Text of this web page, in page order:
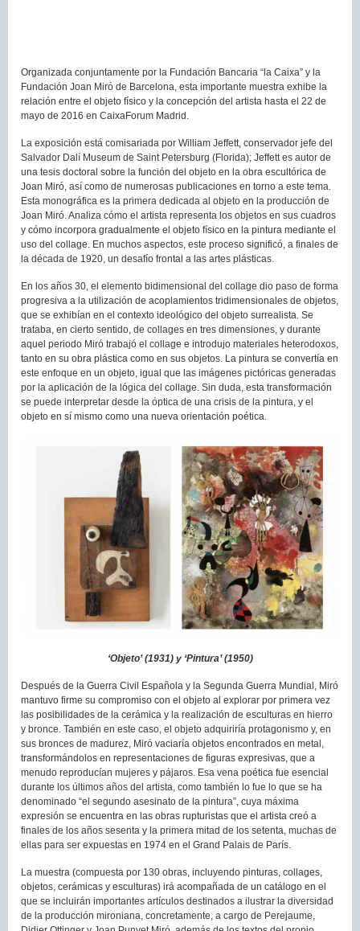
Organizada conjuntamente por la Fundación Bancaria “la Caixa” y la
Fundación Joan Miró de Barcelona, esta importante muestra exhibe la
relación entre el objeto físico y la concepción del artista hasta el 22 de
mayo de 2016 en CaixaForum Madrid.
La exposición está comisariada por William Jeffett, conservador jefe del
Salvador Dalí Museum de Saint Petersburg (Florida); Jeffett es autor de
una tesis doctoral sobre la función del objeto en la obra escultórica de
Joan Miró, así como de numerosas publicaciones en torno a este tema.
Esta monográfica es la primera dedicada al objeto en la producción de
Joan Miró. Analiza cómo el artista representa los objetos en sus cuadros
y cómo incorpora gradualmente el objeto físico en la pintura mediante el
uso del collage. En muchos aspectos, este proceso significó, a finales de
la década de 1920, un desafío frontal a las artes plásticas.
En los años 30, el elemento bidimensional del collage dio paso de forma
progresiva a la utilización de acoplamientos tridimensionales de objetos,
que se exhibían en el contexto ideológico del objeto surrealista. Se
trataba, en cierto sentido, de collages en tres dimensiones, y durante
aquel periodo Miró trabajó el collage e introdujo materiales heterodoxos,
tanto en su obra plástica como en sus objetos. La pintura se convertía en
este enfoque en un objeto, igual que las imágenes pictóricas generadas
por la aplicación de la lógica del collage. Sin duda, esta transformación
se puede interpretar desde la óptica de una crisis de la pintura, y el
objeto en sí mismo como una nueva orientación poética.
‘Objeto’ (1931) y ‘Pintura’ (1950)
Después de la Guerra Civil Española y la Segunda Guerra Mundial, Miró
mantuvo firme su compromiso con el objeto al explorar por primera vez
las posibilidades de la cerámica y la realización de esculturas en hierro
y bronce. También en este caso, el objeto adquiriría protagonismo y, en
sus bronces de madurez, Miró vaciaría objetos encontrados en metal,
transformándolos en representaciones de figuras expresivas, que a
menudo reproducían mujeres y pájaros. Esa vena poética fue esencial
durante los últimos años del artista, como también lo fue lo que se ha
denominado “el segundo asesinato de la pintura”, cuya máxima
expresión se encuentra en las obras rupturistas que el artista creó a
finales de los años sesenta y la primera mitad de los setenta, muchas de
ellas para ser expuestas en 1974 en el Grand Palais de París.
La muestra (compuesta por 130 obras, incluyendo pinturas, collages,
objetos, cerámicas y esculturas) irá acompañada de un catálogo en el
que se incluirán importantes artículos destinados a ilustrar la diversidad
de la producción mironiana, concretamente, a cargo de Perejaume,